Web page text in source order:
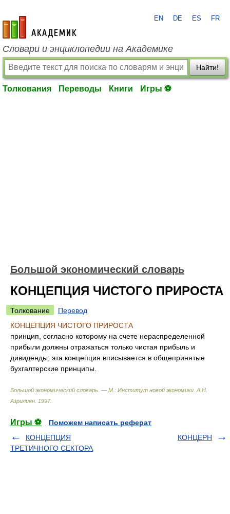
academic.ru
EN DE ES FR
Словари и энциклопедии на Академике
Найти!
Толкования Переводы Книги Игры ⚽
Большой экономический словарь
КОНЦЕПЦИЯ ЧИСТОГО ПРИРОСТА
Толкование
Перевод
КОНЦЕПЦИЯ ЧИСТОГО ПРИРОСТА
принцип, согласно которому на счете нераспределенной
прибыли должны отражаться только чистая прибыль и
дивиденды; эта концепция вписывается в общепринятые
бухгалтерские принципы.
Большой экономический словарь. — М.: Институт новой экономики А.Н.
Азрилиян 1997.
Игры ⚽
Поможем написать реферат
КОНЦЕПЦИЯ
ТРЕТИЧНОГО СЕКТОРА
КОНЦЕРН